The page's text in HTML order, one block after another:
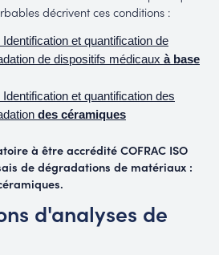
décrivent ces conditions :
Identification et quantification de
de dispositifs médicaux à base
Identification et quantification des
des céramiques
à être accrédité COFRAC ISO
de dégradations de matériaux :
d'analyses de